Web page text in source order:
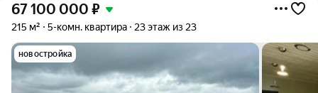
67 100 000 ₽
215 м² 5-комн. квартира 23 этаж из 23
новостройка